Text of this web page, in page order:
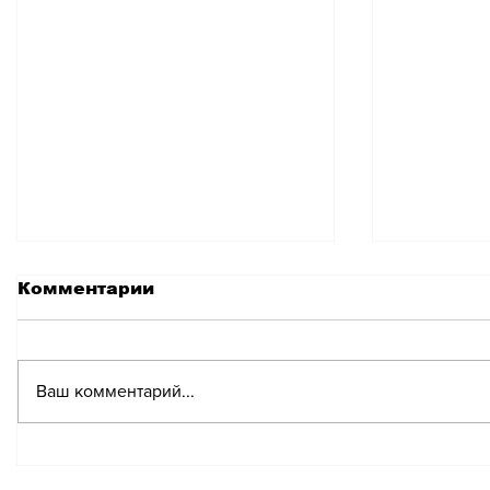
Комментарии
Ваш комментарий...